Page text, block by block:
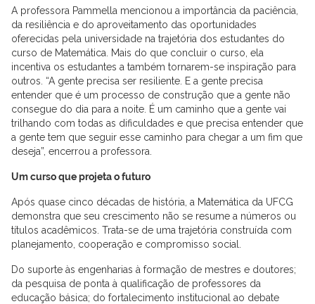
A professora Pammella mencionou a importância da paciência,
da resiliência e do aproveitamento das oportunidades
oferecidas pela universidade na trajetória dos estudantes do
curso de Matemática. Mais do que concluir o curso, ela
incentiva os estudantes a também tornarem-se inspiração para
outros. “A gente precisa ser resiliente. E a gente precisa
entender que é um processo de construção que a gente não
consegue do dia para a noite. É um caminho que a gente vai
trilhando com todas as dificuldades e que precisa entender que
a gente tem que seguir esse caminho para chegar a um fim que
deseja”, encerrou a professora.
Um curso que projeta o futuro
Após quase cinco décadas de história, a Matemática da UFCG
demonstra que seu crescimento não se resume a números ou
títulos acadêmicos. Trata-se de uma trajetória construída com
planejamento, cooperação e compromisso social.
Do suporte às engenharias à formação de mestres e doutores;
da pesquisa de ponta à qualificação de professores da
educação básica; do fortalecimento institucional ao debate